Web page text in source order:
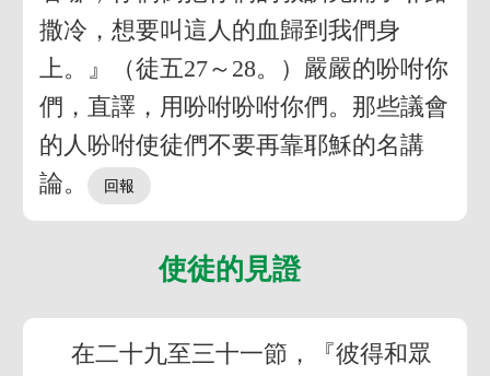
撒冷，想要叫這人的血歸到我們身
上。』（徒五27～28。）嚴嚴的吩咐你
們，直譯，用吩咐吩咐你們。那些議會
的人吩咐使徒們不要再靠耶穌的名講
論。
使徒的見證
在二十九至三十一節，『彼得和眾